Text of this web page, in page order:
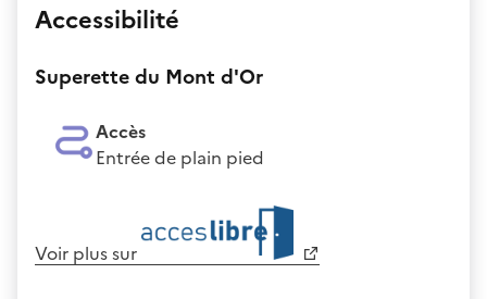
Accessibilité
Superette du Mont d'Or
Accès
Entrée de plain pied
Voir plus sur